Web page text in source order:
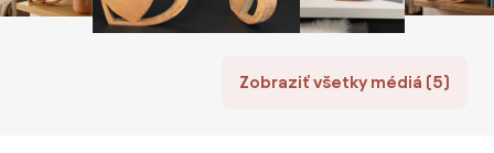
Zobraziť všetky médiá (5)